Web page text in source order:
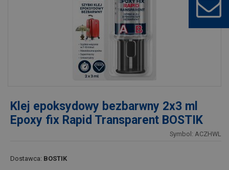
Klej epoksydowy bezbarwny 2x3 ml
Epoxy fix Rapid Transparent BOSTIK
Symbol: ACZHWL
Dostawca: BOSTIK